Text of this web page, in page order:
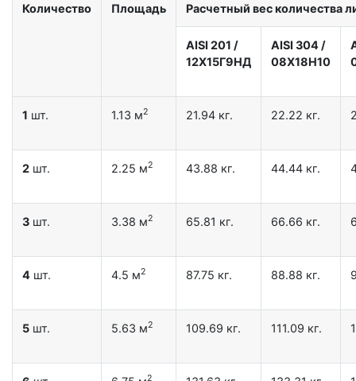
Количество Площадь Расчетный вес количества
AISI 201 /
12X15Г9НД
AISI 304 /
08Х18Н10
1 шт. 1.13 м2 21.94 кг. 22.22 кг.
2 шт. 2.25 м2 43.88 кг. 44.44 кг.
3 шт. 3.38 м2 65.81 кг. 66.66 кг.
4 шт. 4.5 м2 87.75 кг. 88.88 кг.
5 шт. 5.63 м2 109.69 кг. 111.09 кг.
2